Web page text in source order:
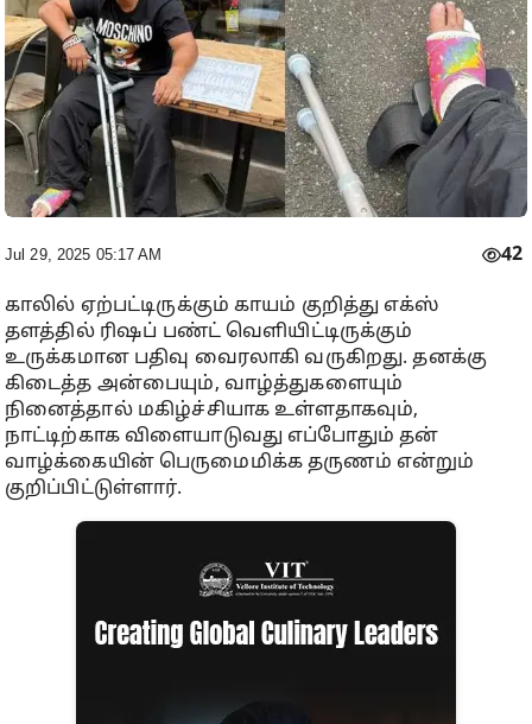
Jul 29, 2025 05:17 AM 42
காலில் ஏற்பட்டிருக்கும் காயம் குறித்து எக்ஸ்
தளத்தில் ரிஷப் பண்ட் வெளியிட்டிருக்கும்
உருக்கமான பதிவு வைரலாகி வருகிறது. தனக்கு
கிடைத்த அன்பையும், வாழ்த்துகளையும்
நினைத்தால் மகிழ்ச்சியாக உள்ளதாகவும்,
நாட்டிற்காக விளையாடுவது எப்போதும் தன்
வாழ்க்கையின் பெருமைமிக்க தருணம் என்றும்
குறிப்பிட்டுள்ளார்.